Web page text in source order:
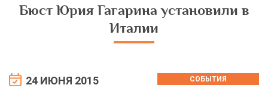
Бюст Юрия Гагарина установили в
Италии
24 ИЮНЯ 2015 СОБЫТИЯ